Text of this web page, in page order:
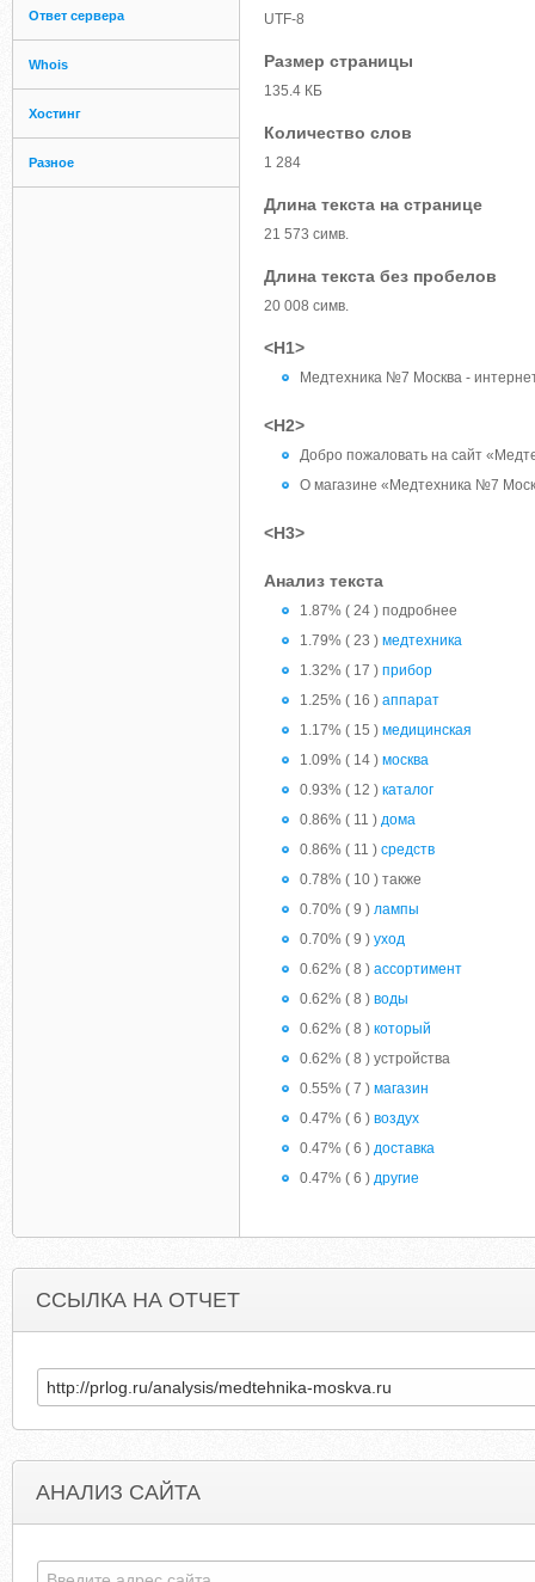
Ответ сервера
Whois
Хостинг
Разное
UTF-8
Размер страницы
135.4 КБ
Количество слов
1 284
Длина текста на странице
21 573 симв.
Длина текста без пробелов
20 008 симв.
<H1>
Медтехника №7 Москва -
<H2>
Добро пожаловать на сайт
О магазине «Медтехника №7
<H3>
Анализ текста
1.87% ( 24 ) подробнее
1.79% ( 23 ) медтехника
1.32% ( 17 ) прибор
1.25% ( 16 ) аппарат
1.17% ( 15 ) медицинская
1.09% ( 14 ) москва
0.93% ( 12 ) каталог
0.86% ( 11 ) дома
0.86% ( 11 ) средств
0.78% ( 10 ) также
0.70% ( 9 ) лампы
0.70% ( 9 ) уход
0.62% ( 8 ) ассортимент
0.62% ( 8 ) воды
0.62% ( 8 ) который
0.62% ( 8 ) устройства
0.55% ( 7 ) магазин
0.47% ( 6 ) воздух
0.47% ( 6 ) доставка
0.47% ( 6 ) другие
ССЫЛКА НА ОТЧЕТ
АНАЛИЗ САЙТА